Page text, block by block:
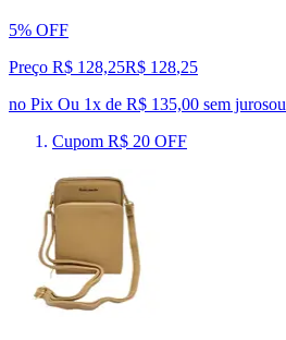
5% OFF
Preço R$ 128,25R$ 128,25
no Pix Ou 1x de R$ 135,00 sem jurosou
Cupom R$ 20 OFF